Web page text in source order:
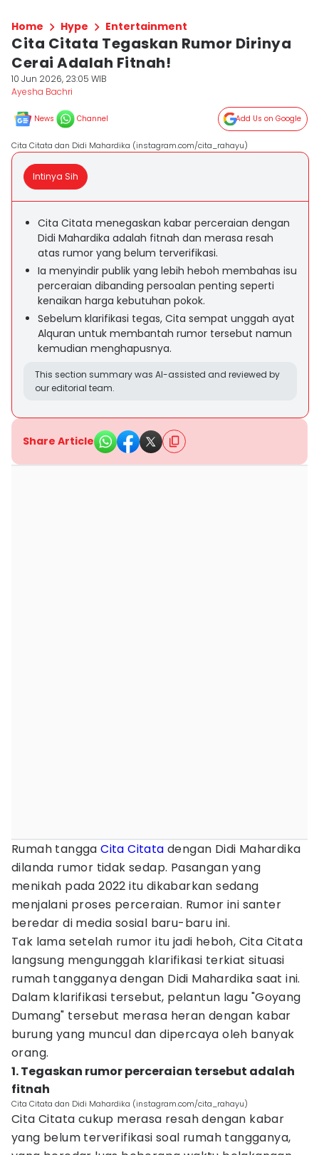
Home Hype Entertainment
Cita Citata Tegaskan Rumor Dirinya
Cerai Adalah Fitnah!
10 Jun 2026, 23:05 WIB
Ayesha Bachri
News Channel Add Us on Google
Cita Citata dan Didi Mahardika (instagram.com/cita_rahayu)
Intinya Sih
Cita Citata menegaskan kabar perceraian dengan
Didi Mahardika adalah fitnah dan merasa resah
atas rumor yang belum terverifikasi.
Ia menyindir publik yang lebih heboh membahas isu
perceraian dibanding persoalan penting seperti
kenaikan harga kebutuhan pokok.
Sebelum klarifikasi tegas, Cita sempat unggah ayat
Alquran untuk membantah rumor tersebut namun
kemudian menghapusnya.
This section summary was AI-assisted and reviewed by
our editorial team.
Share Article
Rumah tanggaCita Citata dengan Didi Mahardika
dilanda rumor tidak sedap. Pasangan yang
menikah pada 2022 itu dikabarkan sedang
menjalani proses perceraian. Rumor ini santer
beredar di media sosial baru-baru ini.
Tak lama setelah rumor itu jadi heboh, Cita Citata
langsung mengunggah klarifikasi terkiat situasi
rumah tangganya dengan Didi Mahardika saat ini.
Dalam klarifikasi tersebut, pelantun lagu "Goyang
Dumang" tersebut merasa heran dengan kabar
burung yang muncul dan dipercaya oleh banyak
orang.
1. Tegaskan rumor perceraian tersebut adalah
fitnah
Cita Citata dan Didi Mahardika (instagram.com/cita_rahayu)
Cita Citata cukup merasa resah dengan kabar
yang belum terverifikasi soal rumah tangganya,